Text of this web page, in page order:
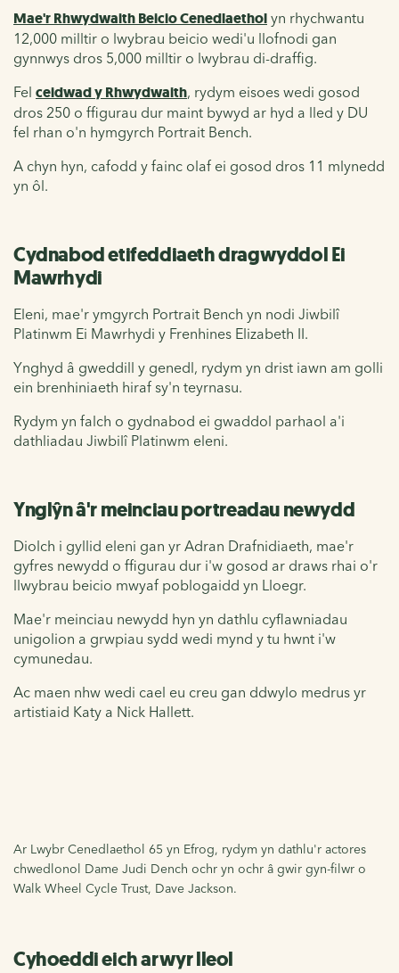
Mae'r Rhwydwaith Beicio Cenedlaethol yn rhychwantu
12,000 milltir o lwybrau beicio wedi'u llofnodi gan
gynnwys dros 5,000 milltir o lwybrau di-draffig.
Fel ceidwad y Rhwydwaith, rydym eisoes wedi gosod
dros 250 o ffigurau dur maint bywyd ar hyd a lled y DU
fel rhan o'n hymgyrch Portrait Bench.
A chyn hyn, cafodd y fainc olaf ei gosod dros 11 mlynedd
yn ôl.
Cydnabod etifeddiaeth dragwyddol Ei
Mawrhydi
Eleni, mae'r ymgyrch Portrait Bench yn nodi Jiwbilî
Platinwm Ei Mawrhydi y Frenhines Elizabeth II.
Ynghyd â gweddill y genedl, rydym yn drist iawn am golli
ein brenhiniaeth hiraf sy'n teyrnasu.
Rydym yn falch o gydnabod ei gwaddol parhaol a'i
dathliadau Jiwbilî Platinwm eleni.
Ynglŷn â'r meinciau portreadau newydd
Diolch i gyllid eleni gan yr Adran Drafnidiaeth, mae'r
gyfres newydd o ffigurau dur i'w gosod ar draws rhai o'r
llwybrau beicio mwyaf poblogaidd yn Lloegr.
Mae'r meinciau newydd hyn yn dathlu cyflawniadau
unigolion a grwpiau sydd wedi mynd y tu hwnt i'w
cymunedau.
Ac maen nhw wedi cael eu creu gan ddwylo medrus yr
artistiaid Katy a Nick Hallett.
Ar Lwybr Cenedlaethol 65 yn Efrog, rydym yn dathlu'r actores
chwedlonol Dame Judi Dench ochr yn ochr â gwir gyn-filwr o
Walk Wheel Cycle Trust, Dave Jackson.
Cyhoeddi eich arwyr lleol